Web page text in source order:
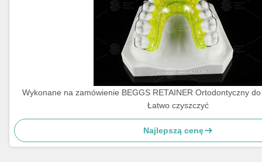
Wykonane na zamówienie BEGGS RETAINER Ortodontyczny
Łatwo czyszczyć
Najlepszą cenę